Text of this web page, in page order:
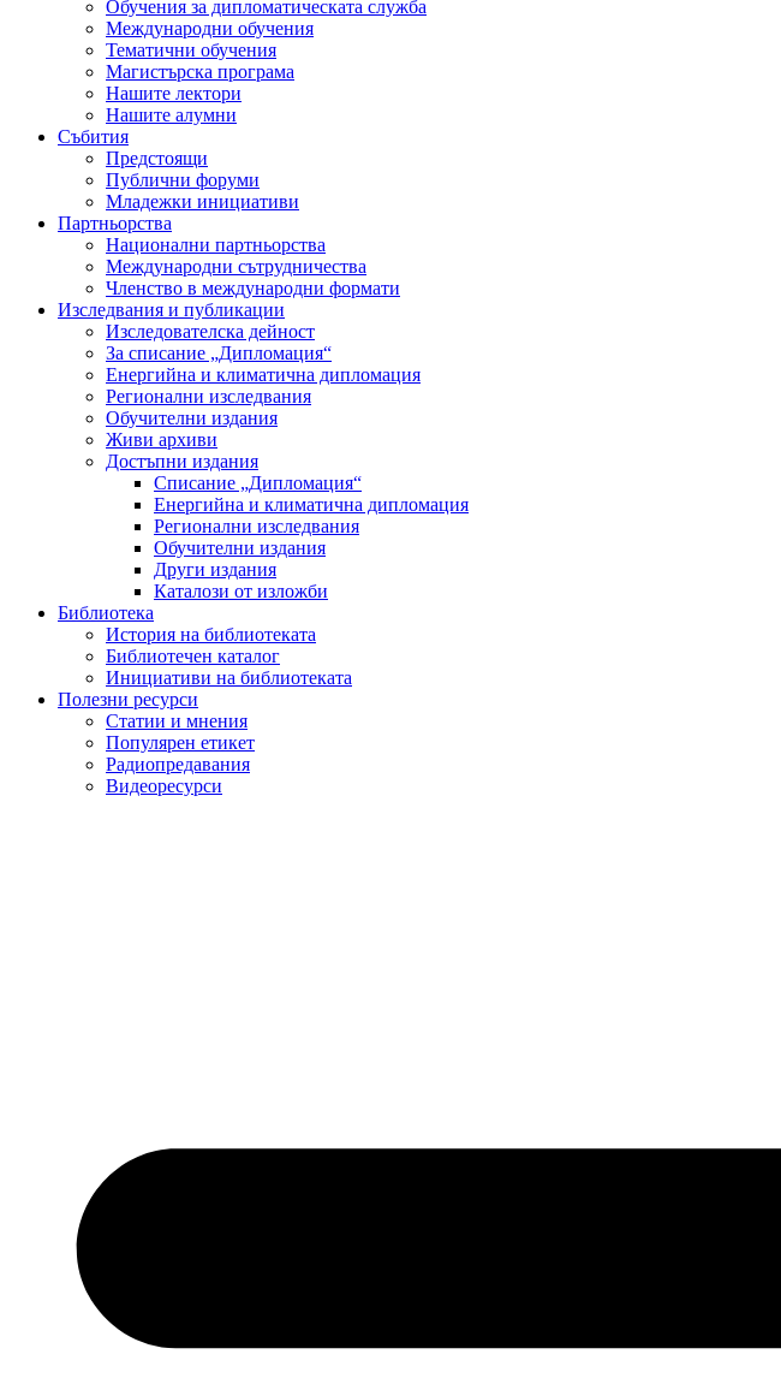
Обучения за дипломатическата служба
Международни обучения
Тематични обучения
Магистърска програма
Нашите лектори
Нашите алумни
Събития
Предстоящи
Публични форуми
Младежки инициативи
Партньорства
Национални партньорства
Международни сътрудничества
Членство в международни формати
Изследвания и публикации
Изследователска дейност
За списание „Дипломация“
Енергийна и климатична дипломация
Регионални изследвания
Обучителни издания
Живи архиви
Достъпни издания
Списание „Дипломация“
Енергийна и климатична дипломация
Регионални изследвания
Обучителни издания
Други издания
Каталози от изложби
Библиотека
История на библиотеката
Библиотечен каталог
Инициативи на библиотеката
Полезни ресурси
Статии и мнения
Популярен етикет
Радиопредавания
Видеоресурси